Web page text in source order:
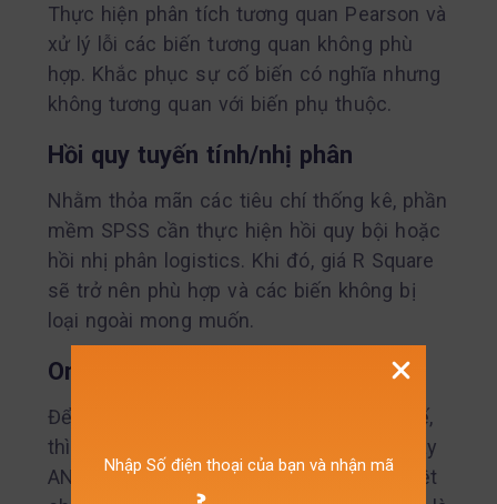
Thực hiện phân tích tương quan Pearson và
xử lý lỗi các biến tương quan không phù
hợp. Khắc phục sự cố biến có nghĩa nhưng
không tương quan với biến phụ thuộc.
Hồi quy tuyến tính/nhị phân
Nhằm thỏa mãn các tiêu chí thống kê, phần
mềm SPSS cần thực hiện hồi quy bội hoặc
hồi nhị phân logistics. Khi đó, giá R Square
sẽ trở nên phù hợp và các biến không bị
loại ngoài mong muốn.
One way ANOVA/T Test
Để có kết quả phù hợp với dữ liệu thực tế,
thì dịch vụ sẽ tiến hành phân tích One way
ANOVA/T Test. Đây là phần hỗ trợ đặc biệt
Nhập Số điện thoại của bạn và nhận mã